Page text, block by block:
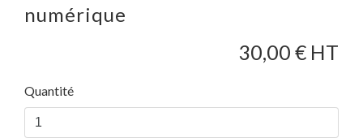
numérique
30,00 € HT
Quantité